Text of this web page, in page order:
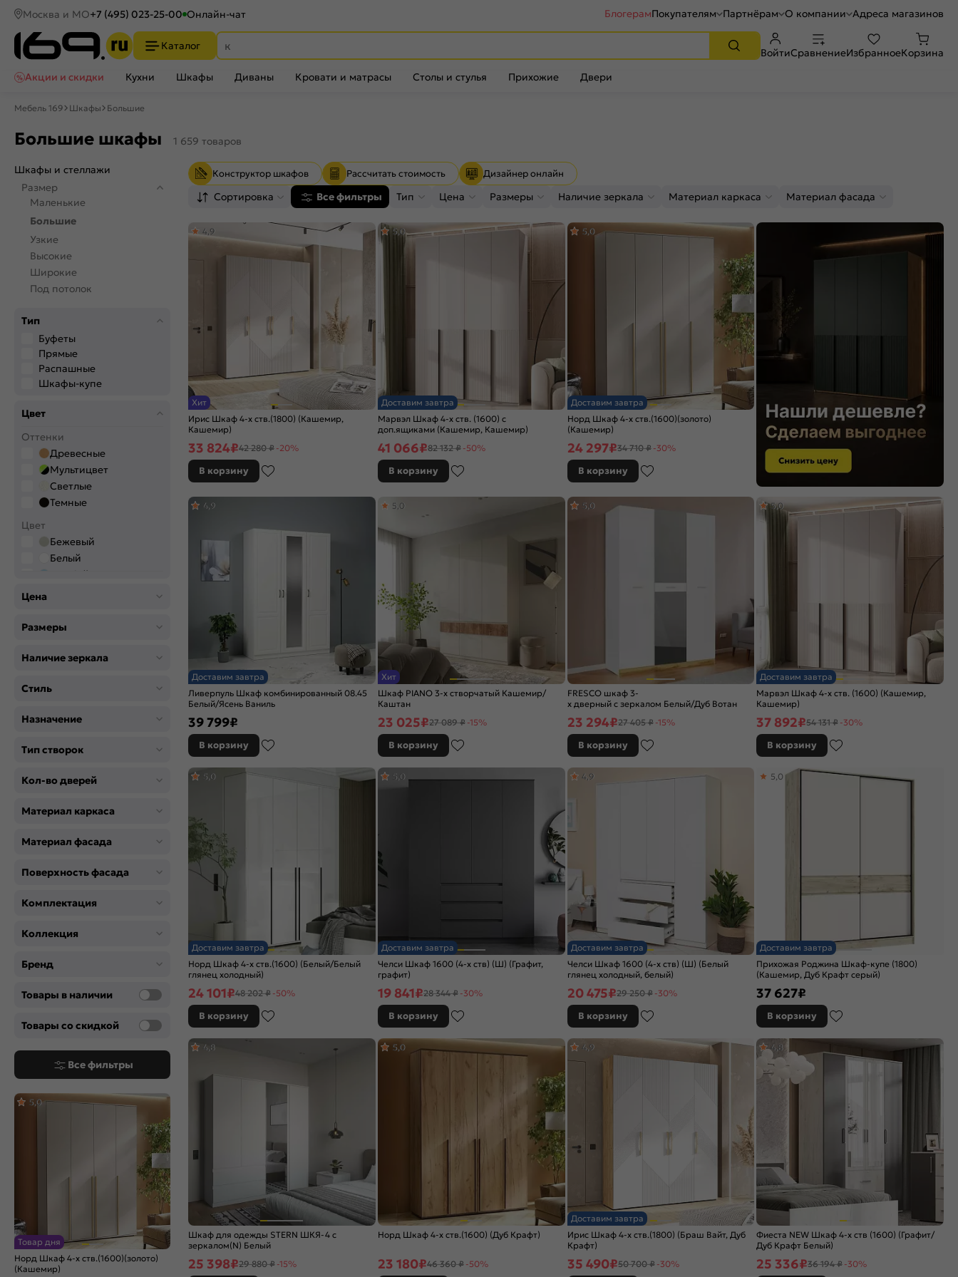
Москва и МО+7 (495) 023-25-00 Онлайн-чат БлогерамПокупателям Партнёрам О компании Адреса магазинов
Каталог
ВойтиСравнениеИзбранноеКорзина
Акции и скидки
Кухни Шкафы Диваны Кровати и матрасы Столы и стулья Прихожие Двери
Мебель 169 Шкафы Большие
Большие шкафы 1 659 товаров
Шкафы и стеллажи
Размер
Маленькие
Большие
Узкие
Высокие
Широкие
Под потолок
Тип
Буфеты
Прямые
Распашные
Шкафы-купе
Цвет
Оттенки
Древесные
Мультицвет
Светлые
Темные
Цвет
Бежевый
Белый
Голубой
Коричневый
Серый
Цена
Размеры
Наличие зеркала
Стиль
Назначение
Тип створок
Кол-во дверей
Материал каркаса
Материал фасада
Поверхность фасада
Комплектация
Коллекция
Бренд
Товары в наличии
Товары со скидкой
Все фильтры
Товар дня
Норд Шкаф 4-х ств.(1600)(золото)
(Кашемир)
5,0
Конструктор шкафов Рассчитать стоимость Дизайнер онлайн
Сортировка Все фильтры Тип Цена Размеры Наличие зеркала Материал каркаса Материал фасада
Хит
Ирис Шкаф 4-х ств.(1800) (Кашемир,
Кашемир)
4,9
33 824₽42 280 ₽ -20%
В корзину
Доставим завтра
Марвэл Шкаф 4-х ств. (1600) с
доп.ящиками (Кашемир, Кашемир)
5,0
41 066₽82 132 ₽ -50%
В корзину
Доставим завтра
Норд Шкаф 4-х ств.(1600)(золото)
(Кашемир)
5,0
24 297₽34 710 ₽ -30%
В корзину
Доставим завтра
Ливерпуль Шкаф комбинированный 08.45
Белый/Ясень Ваниль
4,9
39 799₽
В корзину
Хит
Шкаф PIANO 3-х створчатый Кашемир/
Каштан
5,0
23 025₽27 089 ₽ -15%
В корзину
FRESCO шкаф 3-
х дверный с зеркалом Белый/Дуб Вотан
5,0
23 294₽27 405 ₽ -15%
В корзину
Доставим завтра
Марвэл Шкаф 4-х ств. (1600) (Кашемир,
Кашемир)
5,0
37 892₽54 131 ₽ -30%
В корзину
Доставим завтра
Норд Шкаф 4-х ств.(1600) (Белый/Белый
глянец холодный)
5,0
24 101₽48 202 ₽ -50%
В корзину
Доставим завтра
Челси Шкаф 1600 (4-х ств) (Ш) (Графит,
графит)
5,0
19 841₽28 344 ₽ -30%
В корзину
Доставим завтра
Челси Шкаф 1600 (4-х ств) (Ш) (Белый
глянец холодный, белый)
4,9
20 475₽29 250 ₽ -30%
В корзину
Доставим завтра
Прихожая Роджина Шкаф-купе (1800)
(Кашемир, Дуб Крафт серый)
5,0
37 627₽
В корзину
Шкаф для одежды STERN ШКЯ-4 c
зеркалом(N) Белый
4,8
25 398₽29 880 ₽ -15%
Норд Шкаф 4-х ств.(1600) (Дуб Крафт)
5,0
23 180₽46 360 ₽ -50%
Доставим завтра
Ирис Шкаф 4-х ств.(1800) (Браш Вайт, Дуб
Крафт)
4,9
35 490₽50 700 ₽ -30%
Фиеста NEW Шкаф 4-х ств (1600) (Графит/
Дуб Крафт Белый)
4,8
25 336₽36 194 ₽ -30%